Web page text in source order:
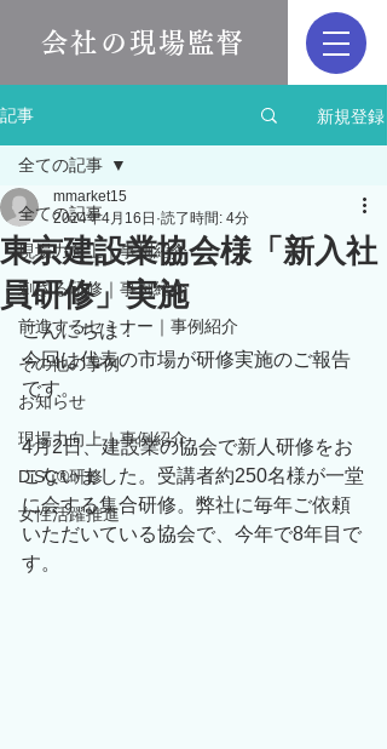
会社の現場監督
記事 新規登録
全ての記事
現場力向上｜事例紹介
刺さる研修｜事例紹介
前進するセミナー｜事例紹介
その他の事例
お知らせ
現場力向上｜事例紹介
DiSC®︎研修
女性活躍推進
全ての記事
東京建設業協会様「新入社
員研修」実施
mmarket15
2024年4月16日 読了時間: 4分
こんにちは！
今回は代表の市場が研修実施のご報告
です。
4月2日、建設業の協会で新人研修をお
こないました。受講者約250名様が一堂
に会する集合研修。弊社に毎年ご依頼
いただいている協会で、今年で8年目で
す。